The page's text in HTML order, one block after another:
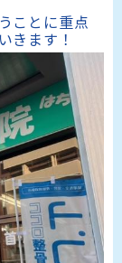
ことに重点
きます！